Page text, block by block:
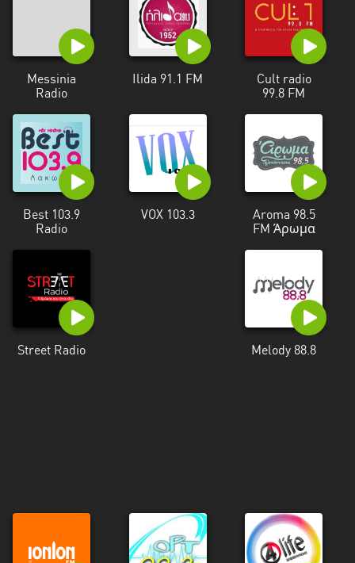
Messinia
Radio
Ilida 91.1 FM
Cult radio
99.8 FM
Best 103.9
Radio
VOX 103.3
Aroma 98.5
FM Άρωμα
Street Radio Melody 88.8